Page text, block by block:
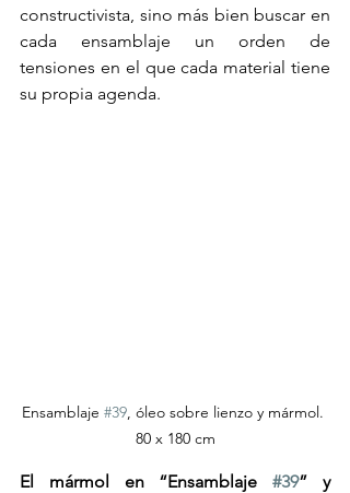
constructivista, sino más bien buscar en
cada ensamblaje un orden de
tensiones en el que cada material tiene
su propia agenda.
Ensamblaje #39, óleo sobre lienzo y mármol.
80 x 180 cm
El mármol en “Ensamblaje #39” y